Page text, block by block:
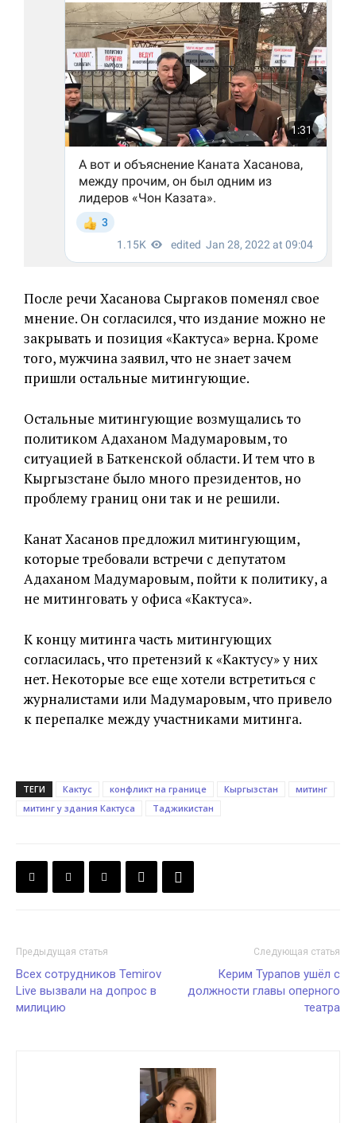
После речи Хасанова Сыргаков поменял свое
мнение. Он согласился, что издание можно не
закрывать и позиция «Кактуса» верна. Кроме
того, мужчина заявил, что не знает зачем
пришли остальные митингующие.
Остальные митингующие возмущались то
политиком Адаханом Мадумаровым, то
ситуацией в Баткенской области. И тем что в
Кыргызстане было много президентов, но
проблему границ они так и не решили.
Канат Хасанов предложил митингующим,
которые требовали встречи с депутатом
Адаханом Мадумаровым, пойти к политику, а
не митинговать у офиса «Кактуса».
К концу митинга часть митингующих
согласилась, что претензий к «Кактусу» у них
нет. Некоторые все еще хотели встретиться с
журналистами или Мадумаровым, что привело
к перепалке между участниками митинга.
ТЕГИ Кактус конфликт на границе Кыргызстан
митинг
митинг у здания Кактуса
Таджикистан
Предыдущая статья
Всех сотрудников Temirov
Live вызвали на допрос в
милицию
Следующая статья
Керим Турапов ушёл с
должности главы оперного
театра